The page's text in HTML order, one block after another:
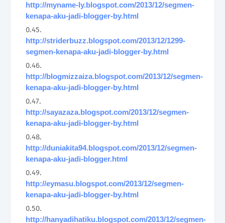
http://myname-ly.blogspot.com/2013/12/segmen-
kenapa-aku-jadi-blogger-by.html
http://striderbuzz.blogspot.com/2013/12/1299-
segmen-kenapa-aku-jadi-blogger-by.html
http://blogmizzaiza.blogspot.com/2013/12/segmen-
kenapa-aku-jadi-blogger-by.html
http://sayazaza.blogspot.com/2013/12/segmen-
kenapa-aku-jadi-blogger-by.html
http://duniakita94.blogspot.com/2013/12/segmen-
kenapa-aku-jadi-blogger.html
http://eymasu.blogspot.com/2013/12/segmen-
kenapa-aku-jadi-blogger-by.html
http://hanyadihatiku.blogspot.com/2013/12/segmen-